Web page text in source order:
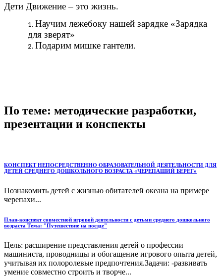
Дети Движение – это жизнь.
Научим лежебоку нашей зарядке «Зарядка
для зверят»
Подарим мишке гантели.
По теме: методические разработки,
презентации и конспекты
КОНСПЕКТ НЕПОСРЕДСТВЕННО ОБРАЗОВАТЕЛЬНОЙ ДЕЯТЕЛЬНОСТИ ДЛЯ
ДЕТЕЙ СРЕДНЕГО ДОШКОЛЬНОГО ВОЗРАСТА «ЧЕРЕПАШИЙ БЕРЕГ»
Познакомить детей с жизнью обитателей океана на примере
черепахи...
План-конспект совместной игровой деятельности с детьми среднего дошкольного
возраста Тема: "Путешествие на поезде"
Цель: расширение представления детей о профессии
машиниста, проводницы и обогащение игрового опыта детей,
учитывая их полоролевые предпочтения.Задачи: -развивать
умение совместно строить и творче...